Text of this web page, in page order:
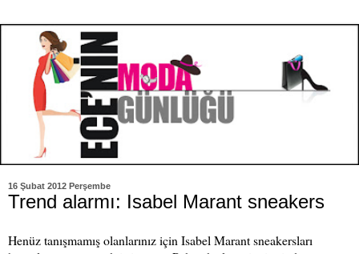
16 Şubat 2012 Perşembe
Trend alarmı: Isabel Marant sneakers
Henüz tanışmamış olanlarınız için Isabel Marant sneakersları